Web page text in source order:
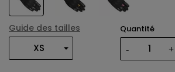
Guide des tailles Quantité